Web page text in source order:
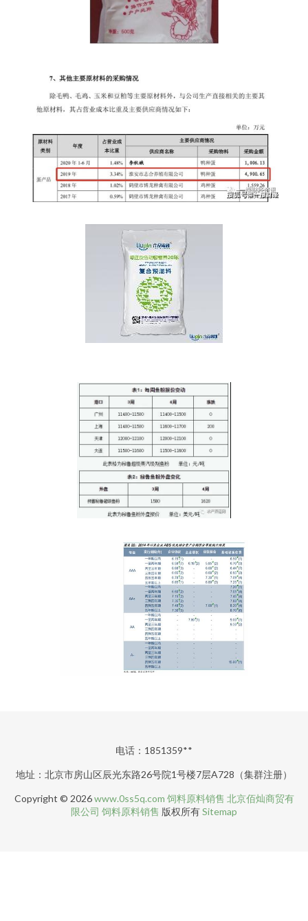
电话：1851359**
地址：北京市房山区辰光东路26号院1号楼7层A728（集群注册）
Copyright © 2026www.0ss5q.com 饲料原料销售 北京佰灿商贸有
限公司 饲料原料销售 版权所有Sitemap